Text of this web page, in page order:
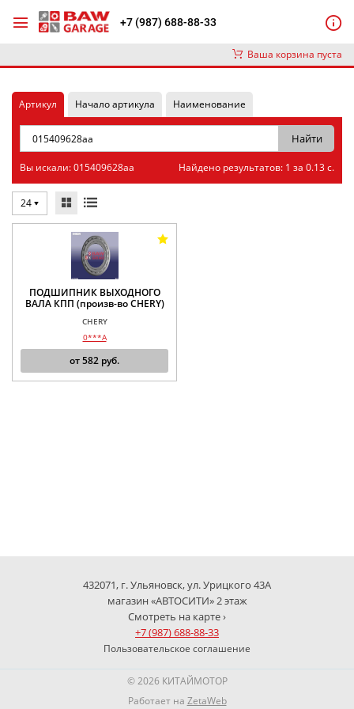
+7 (987) 688-88-33
Ваша корзина пуста
Артикул Начало артикула Наименование
Вы искали: 015409628aa Найдено результатов: 1 за 0.13 с.
24
ПОДШИПНИК ВЫХОДНОГО
ВАЛА КПП (произв-во CHERY)
CHERY
0***A
от582 руб.
432071, г. Ульяновск, ул. Урицкого 43А
магазин «АВТОСИТИ» 2 этаж
Смотреть на карте ›
+7 (987) 688-88-33
Пользовательское соглашение
© 2026 КИТАЙМОТОР
Работает на ZetaWeb